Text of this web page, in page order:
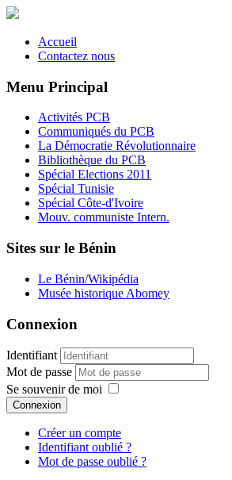
Accueil
Contactez nous
Menu Principal
Activités PCB
Communiqués du PCB
La Démocratie Révolutionnaire
Bibliothèque du PCB
Spécial Elections 2011
Spécial Tunisie
Spécial Côte-d'Ivoire
Mouv. communiste Intern.
Sites sur le Bénin
Le Bénin/Wikipédia
Musée historique Abomey
Connexion
Identifiant
Mot de passe
Se souvenir de moi
Connexion
Créer un compte
Identifiant oublié ?
Mot de passe oublié ?